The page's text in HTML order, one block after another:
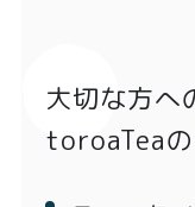
大切な方へ
toroaTea